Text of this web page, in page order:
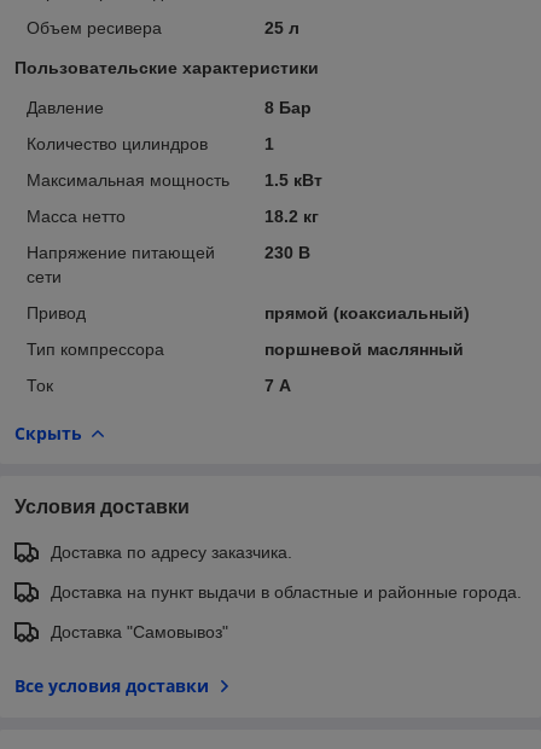
Объем ресивера
25 л
Пользовательские характеристики
Давление
8 Бар
Количество цилиндров
1
Максимальная мощность
1.5 кВт
Масса нетто
18.2 кг
Напряжение питающей
сети
230 В
Привод
прямой (коаксиальный)
Тип компрессора
поршневой маслянный
Ток
7 А
Скрыть
Условия доставки
Доставка по адресу заказчика.
Доставка на пункт выдачи в областные и районные города.
Доставка "Самовывоз"
Все условия доставки